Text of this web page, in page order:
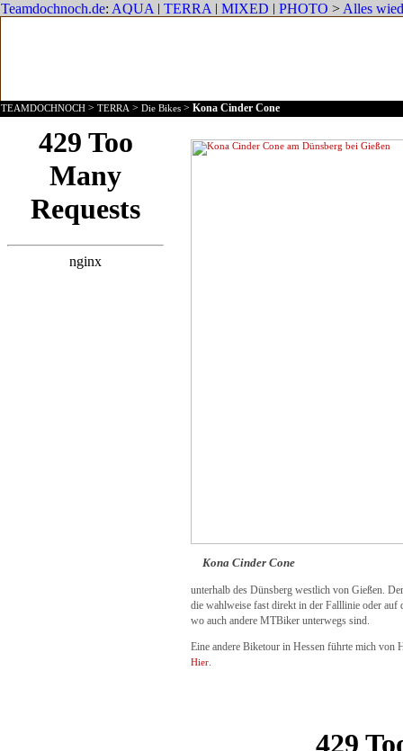
TEAMDOCHNOCH > TERRA > Die Bikes > Kona Cinder Cone
Kona Cinder Cone
unterhalb des Dünsberg westlich von Gießen.
die wahlweise fast direkt in der Falllinie oder auf
wo auch andere MTBiker unterwegs sind.
Eine andere Biketour in Hessen führte mich von
Hier